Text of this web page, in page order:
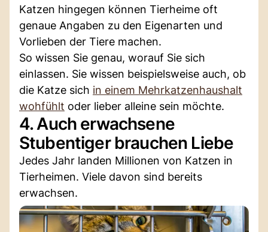
Katzen hingegen können Tierheime oft
genaue Angaben zu den Eigenarten und
Vorlieben der Tiere machen.
So wissen Sie genau, worauf Sie sich
einlassen. Sie wissen beispielsweise auch, ob
die Katze sich in einem Mehrkatzenhaushalt
wohfühlt oder lieber alleine sein möchte.
4. Auch erwachsene
Stubentiger brauchen Liebe
Jedes Jahr landen Millionen von Katzen in
Tierheimen. Viele davon sind bereits
erwachsen.